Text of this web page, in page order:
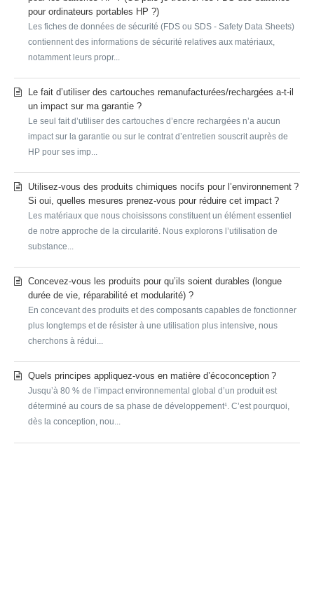
pour ordinateurs portables HP ?)
Les fiches de données de sécurité (FDS ou SDS - Safety Data Sheets)
contiennent des informations de sécurité relatives aux matériaux,
notamment leurs propr...
Le fait d’utiliser des cartouches remanufacturées/rechargées a-t-il
un impact sur ma garantie ?
Le seul fait d’utiliser des cartouches d’encre rechargées n’a aucun
impact sur la garantie ou sur le contrat d’entretien souscrit auprès de
HP pour ses imp...
Utilisez-vous des produits chimiques nocifs pour l’environnement ?
Si oui, quelles mesures prenez-vous pour réduire cet impact ?
Les matériaux que nous choisissons constituent un élément essentiel
de notre approche de la circularité. Nous explorons l’utilisation de
substance...
Concevez-vous les produits pour qu’ils soient durables (longue
durée de vie, réparabilité et modularité) ?
En concevant des produits et des composants capables de fonctionner
plus longtemps et de résister à une utilisation plus intensive, nous
cherchons à rédui...
Quels principes appliquez-vous en matière d’écoconception ?
Jusqu’à 80 % de l’impact environnemental global d’un produit est
déterminé au cours de sa phase de développement¹. C’est pourquoi,
dès la conception, nou...